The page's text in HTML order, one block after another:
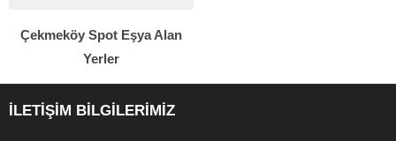
Çekmeköy Spot Eşya Alan
Yerler
İLETİŞİM BİLGİLERİMİZ